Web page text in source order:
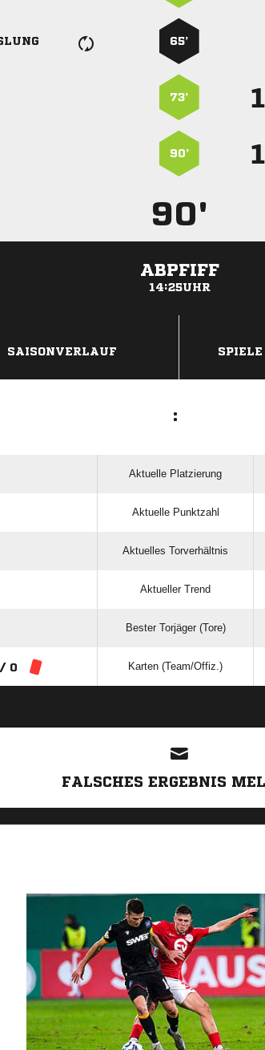
65’
73’ 
90’ 
90'
ABPFIFF
14:25UHR
SAISONVERLAUF SPIELE
:
Aktuelle Platzierung
Aktuelle Punktzahl
Aktuelles Torverhältnis
Aktueller Trend
Bester Torjäger (Tore)
0 Karten (Team/Offiz.)
FALSCHES ERGEBNIS